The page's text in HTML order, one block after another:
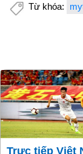
Từ khóa:
Trực tiếp Việt Nam –